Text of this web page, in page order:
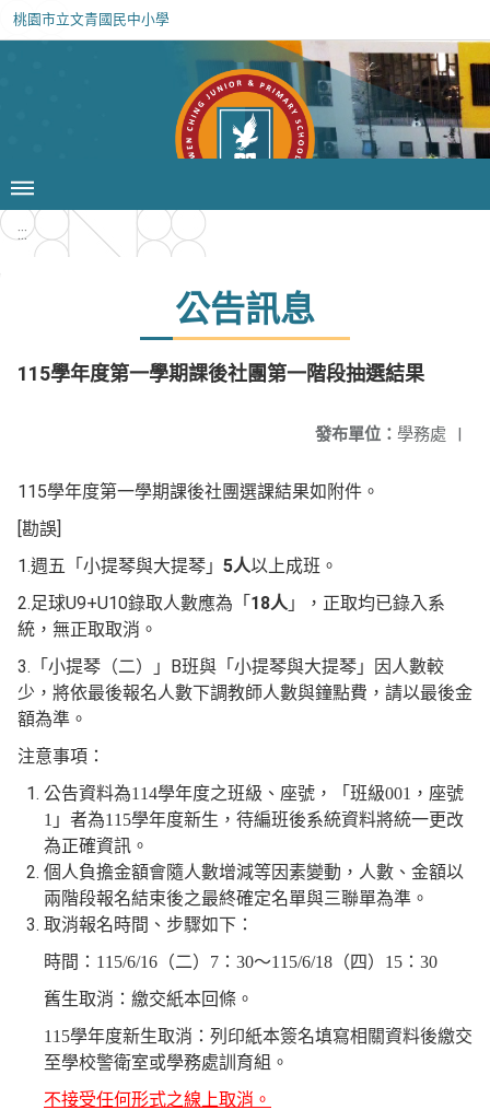
桃園市立文青國民中小學
:::
公告訊息
115學年度第一學期課後社團第一階段抽選結果
發布單位： 學務處 |
115學年度第一學期課後社團選課結果如附件。
[勘誤]
1.週五「小提琴與大提琴」 5人以上成班。
2.足球U9+U10錄取人數應為「 18人」，正取均已錄入系
統，無正取取消。
3.「小提琴（二）」B班與「小提琴與大提琴」因人數較
少，將依最後報名人數下調教師人數與鐘點費，請以最後金
額為準。
注意事項：
公告資料為114學年度之班級、座號，「班級001 ，座號
1 」者為115學年度新生，待編班後系統資料將統一更改
為正確資訊。
個人負擔金額會隨人數增減等因素變動，人數、金額以
兩階段報名結束後之最終確定名單與三聯單為準。
取消報名時間、步驟如下：
時間： 115/6/16 （二） 7 ： 30～115/6/18 （四） 15 ： 30
舊生取消：繳交紙本回條。
115學年度新生取消：列印紙本簽名填寫相關資料後繳交
至學校警衛室或學務處訓育組。
不接受任何形式之線上取消。